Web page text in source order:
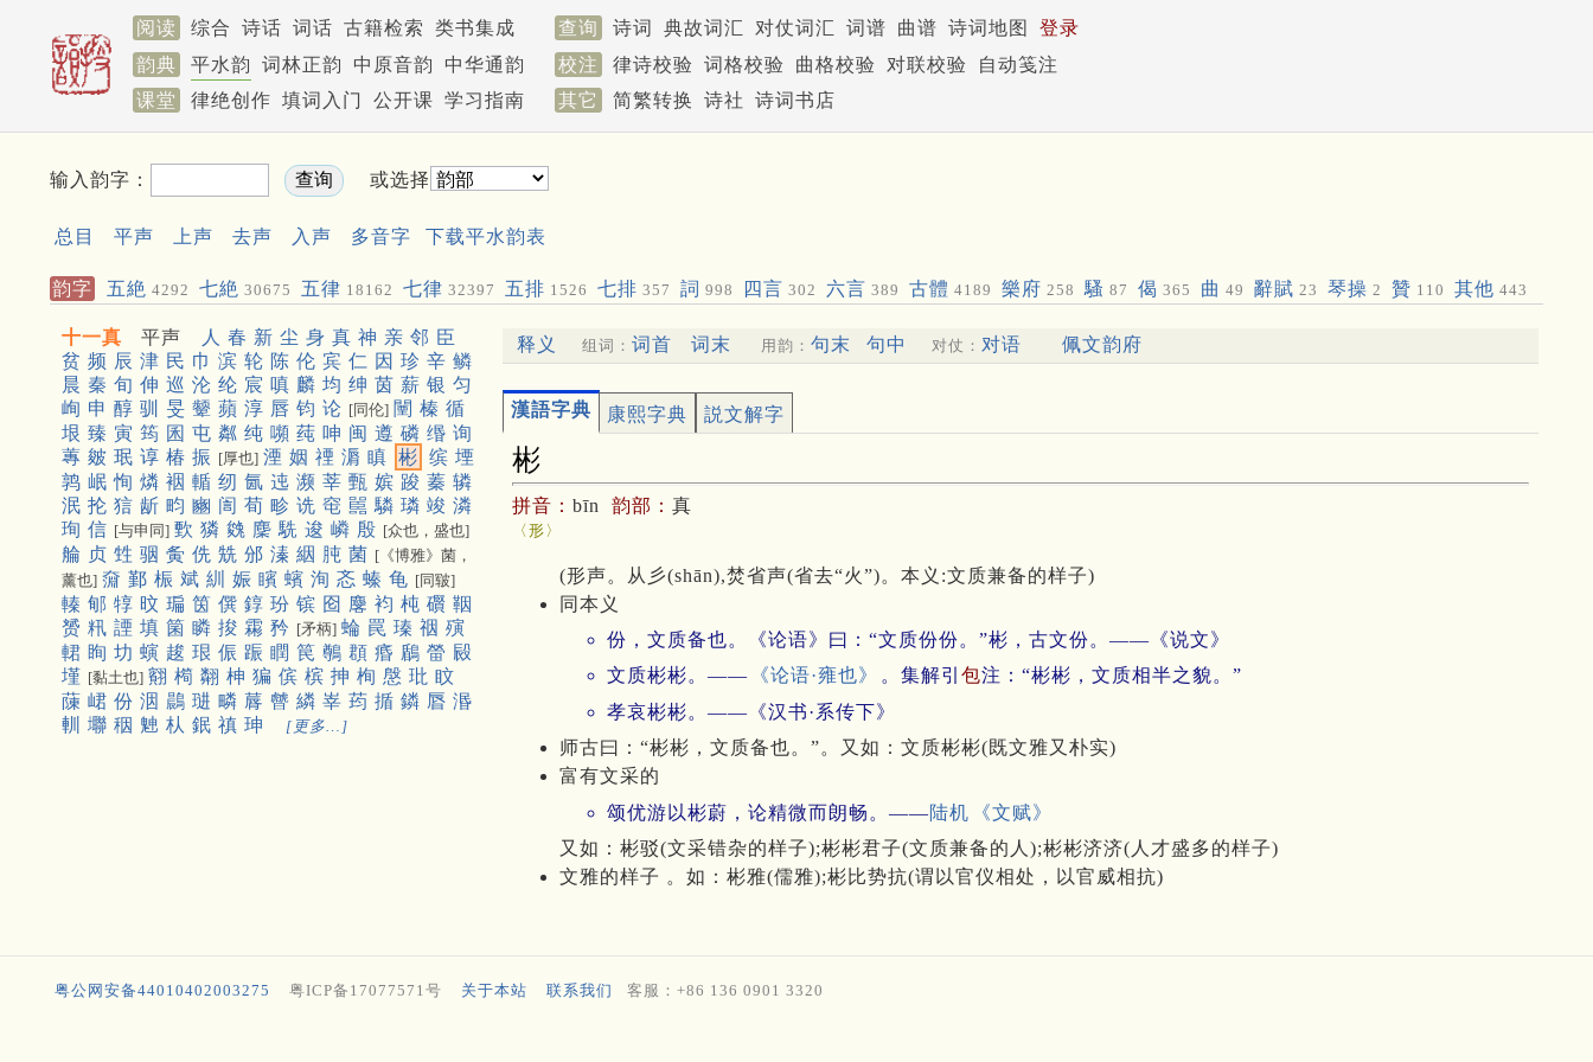
阅读 综合 诗话 词话 古籍检索 类书集成 查询 诗词 典故词汇 对仗词汇 词谱 曲谱 诗词地图
登录
韵典
平水韵 词林正韵 中原音韵 中华通韵 校注 律诗校验 词格校验 曲格校验 对联校验
自动笺注
课堂
律绝创作 填词入门 公开课 学习指南 其它 简繁转换 诗社 诗词书店
输入韵字： 或选择
总目 平声 上声 去声 入声 多音字 下载平水韵表
韵字 五絶 4292 七絶 30675 五律 18162 七律 32397 五排 1526 七排 357 詞 998 四言 302 六言 389 古體 4189 樂府 258 騷 87 偈 365 曲 49 辭賦 23 琴操 2 贊 110 其他 443
十一真 平声 人 春 新 尘 身 真 神 亲 邻 臣
贫 频 辰 津 民 巾 滨 轮 陈 伦 宾 仁 因 珍 辛 鳞
晨 秦 旬 伸 巡 沦 纶 宸 嗔 麟 均 绅 茵 薪 银 匀
峋 申 醇 驯 旻 颦 蘋 淳 唇 钧 论 [同伦] 闉 榛 循
垠 臻 寅 筠 囷 屯 粼 纯 嚬 莼 呻 闽 遵 磷 缗 询
蓴 皴 珉 谆 椿 振 [厚也] 湮 姻 禋 漘 瞋 彬 缤 堙
鹑 岷 恂 燐 裀 輴 纫 氤 迍 濒 莘 甄 嫔 踆 蓁 辚
泯 抡 狺 龂 畇 豳 訚 荀 畛 诜 窀 嚚 驎 璘 竣 潾
珣 信 [与申同] 歅 獜 㕙 麇 駪 逡 嶙 殷 [众也，盛也]
䑳 贞 甡 骃 夤 侁 兟 邠 溱 絪 肫 菌 [《博雅》菌，
薰也] 奫 鄞 桭 斌 紃 娠 矉 蠙 洵 忞 螓 龟 [同皲]
轃 郇 犉 旼 㻞 筃 僎 錞 玢 镔 囵 麐 袀 杶 礥 鞇
赟 籸 諲 填 箘 瞵 捘 霦 矜 [矛柄] 蜦 罠 瑧 䄄 殥
輑 眴 㘦 螾 䞭 珢 侲 䟴 瞤 笢 鷷 頵 痻 鶞 㽦 㲀
墐 [黏土也] 䎙 橁 翷 柛 猵 傧 槟 抻 栒 慇 玭 盿
蔯 峮 份 洇 鷐 琎 疄 䔚 䖜 繗 峷 荺 揗 鏻 㫳 湣
䡅
壣 秵 䰠 朲 鈱 禛 珅 [更多…]
释义 组词： 词首 词末 用韵： 句末 句中 对仗： 对语 佩文韵府
漢語字典 康熙字典 説文解字
彬
拼音： bīn 韵部： 真
〈形〉
(形声。从彡(shān),焚省声(省去“火”)。本义:文质兼备的样子)
同本义
份，文质备也。《论语》曰：“文质份份。”彬，古文份。——《说文》
文质彬彬。——
《论语·雍也》 。集解引 包注：“彬彬，文质相半之貌。”
孝哀彬彬。——《汉书·系传下》
师古曰：“彬彬，文质备也。”。又如：文质彬彬(既文雅又朴实)
富有文采的
颂优游以彬蔚，论精微而朗畅。——陆机
《文赋》
又如：彬驳(文采错杂的样子);彬彬君子(文质兼备的人);彬彬济济(人才盛多的样子)
文雅的样子 。如：彬雅(儒雅);彬比势抗(谓以官仪相处，以官威相抗)
粤公网安备44010402003275 粤ICP备17077571号 关于本站 联系我们 客服：+86 136 0901 3320